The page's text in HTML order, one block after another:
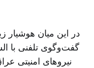
در این میان هوشیار
گفت‌وگوی تلفنی با
نیروهای امنیتی